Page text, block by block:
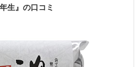
生』の口コミ